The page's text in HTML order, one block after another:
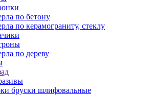
по бетону
по керамограниту, стеклу
по дереву
бруски шлифовальные